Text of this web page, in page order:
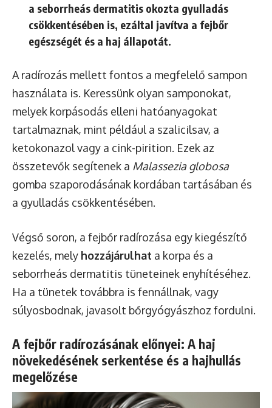
a seborrheás dermatitis okozta gyulladás
csökkentésében is, ezáltal javítva a fejbőr
egészségét és a haj állapotát.
A radírozás mellett fontos a megfelelő sampon
használata is. Keressünk olyan samponokat,
melyek korpásodás elleni hatóanyagokat
tartalmaznak, mint például a szalicilsav, a
ketokonazol vagy a cink-pirition. Ezek az
összetevők segítenek a Malassezia globosa
gomba szaporodásának kordában tartásában és
a gyulladás csökkentésében.
Végső soron, a fejbőr radírozása egy kiegészítő
kezelés, mely hozzájárulhat a korpa és a
seborrheás dermatitis tüneteinek enyhítéséhez.
Ha a tünetek továbbra is fennállnak, vagy
súlyosbodnak, javasolt bőrgyógyászhoz fordulni.
A fejbőr radírozásának előnyei: A haj
növekedésének serkentése és a hajhullás
megelőzése